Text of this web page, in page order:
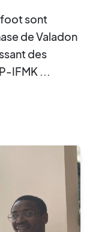
foot sont
de Valadon
des
IFMK ...